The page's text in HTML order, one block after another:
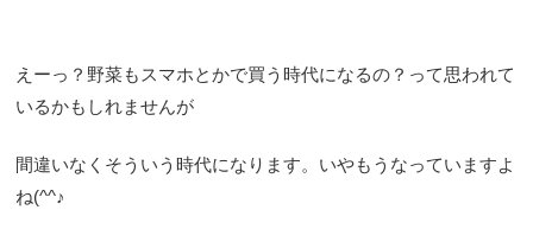
えーっ？野菜もスマホとかで買う時代になるの？って思われて
いるかもしれませんが
間違いなくそういう時代になります。いやもうなっていますよ
ね(^^♪